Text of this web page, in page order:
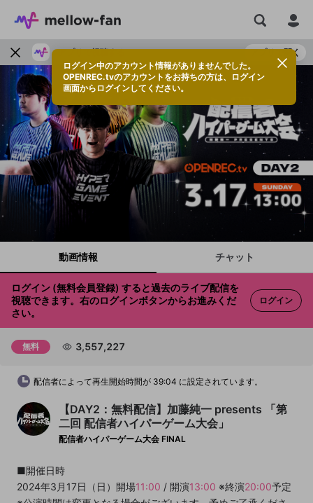
アプリで視聴する アプリで開く
動画情報 チャット
ログイン (無料会員登録) すると過去のライブ配信を
視聴できます。右のログインボタンからお進みくだ
さい。
ログイン
無料 3,557,227
配信者によって再生開始時間が 39:04 に設定されています。
【DAY2：無料配信】加藤純一 presents 「第
二回 配信者ハイパーゲーム大会」
配信者ハイパーゲーム大会 FINAL
■開催日時
2024年3月17日（日）開場11:00 / 開演13:00 ※終演20:00予定
ログイン中のアカウント情報がありませんでした。
OPENREC.tvのアカウントをお持ちの方は、ログイン
画面からログインしてください。